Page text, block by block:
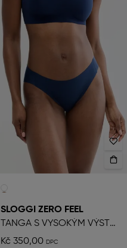
SLOGGI ZERO FEEL
TANGA S VYSOKÝM VÝSTŘIHEM
Kč 350,00